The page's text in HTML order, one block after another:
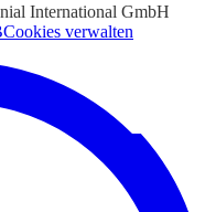
International GmbH
Cookies verwalten